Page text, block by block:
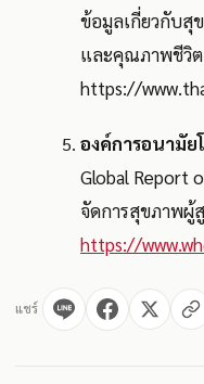
ข้อมูลเกี่ยวกับสุ
และคุณภาพชีวิต
https://
องค์การอนามัย
Global Report
จัดการสุขภาพผู้
https://
แชร์